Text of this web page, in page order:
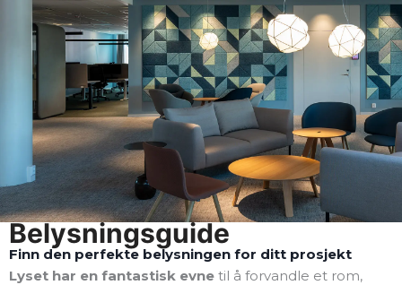
Belysningsguide
Finn den perfekte belysningen for ditt prosjekt
Lyset har en fantastisk evne til å forvandle et rom,